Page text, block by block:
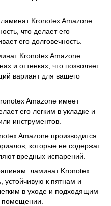
Kronotex Amazone
что делает его
его долговечность.
Kronotex Amazone
и оттенках, что позволяет
вариант для вашего
Amazone имеет
его легким в укладке и
инструментов.
Amazone производится
которые не содержат
вредных испарений.
ламинат Kronotex
устойчивую к пятнам и
в уходе и подходящим
помещении.